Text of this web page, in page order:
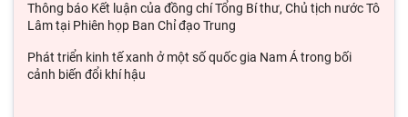
Thông báo Kết luận của đồng chí Tổng Bí thư, Chủ tịch nước Tô
Lâm tại Phiên họp Ban Chỉ đạo Trung
Phát triển kinh tế xanh ở một số quốc gia Nam Á trong bối
cảnh biến đổi khí hậu